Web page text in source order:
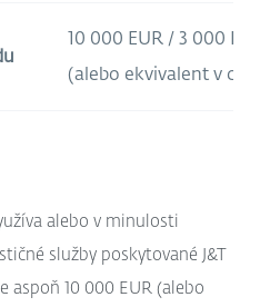
10 000 EUR / 3 000
(alebo ekvivalent v
alebo v minulosti
služby poskytované J&T
aspoň 10 000 EUR (alebo